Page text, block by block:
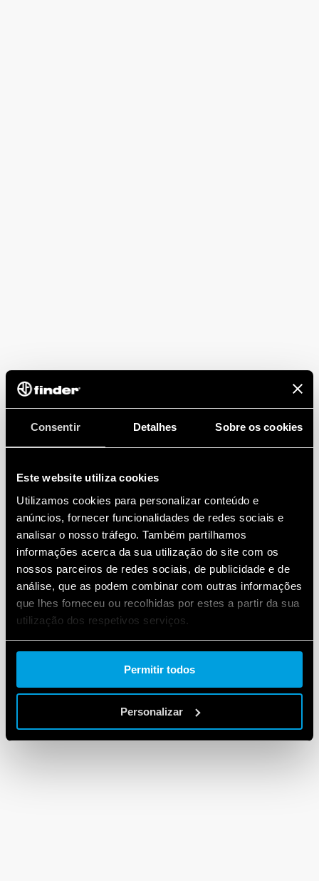
Consentir Detalhes Sobre os cookies
Este website utiliza cookies
Utilizamos cookies para personalizar conteúdo e
anúncios, fornecer funcionalidades de redes sociais e
analisar o nosso tráfego. Também partilhamos
informações acerca da sua utilização do site com os
nossos parceiros de redes sociais, de publicidade e de
análise, que as podem combinar com outras informações
que lhes forneceu ou recolhidas por estes a partir da sua
utilização dos respetivos serviços.
Cookie policy.
Permitir todos
Personalizar